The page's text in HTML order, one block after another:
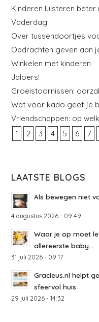
Kinderen luisteren
Vaderdag
Over tussendoortjes
Opdrachten geven aan
Winkelen met kinderen
Jaloers!
Groeistoornissen:
Wat voor kado geef je
Vriendschappen: op
1
2 3 4 5 6 7
LAATSTE BLOGS
Als bewegen niet
4 augustus 2026 - 09:49
Waar je op moet
allereerste baby...
31 juli 2026 - 09:17
Gracieus.nl helpt
sfeervol huis
29 juli 2026 - 14:32